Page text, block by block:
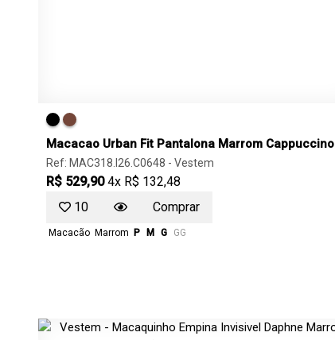
Macacao Urban Fit Pantalona Marrom Cappuccino
Ref: MAC318.I26.C0648 - Vestem
R$ 529,90 4x R$ 132,48
10
Comprar
Macacão Marrom P M G GG